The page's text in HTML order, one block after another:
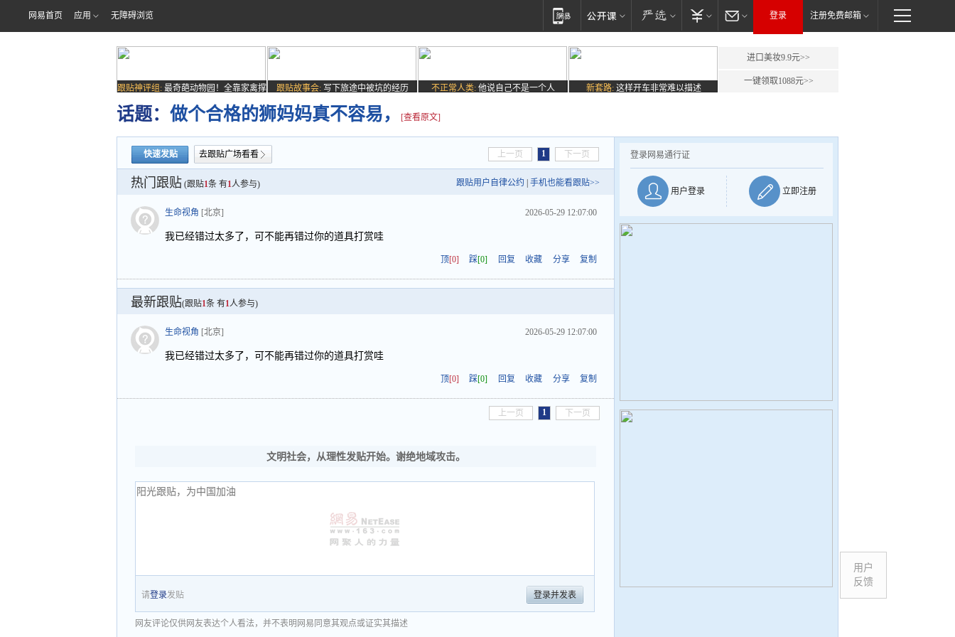
网易首页 应用 无障碍浏览 登录 注册免费邮箱
跟贴神评组: 最奇葩动物园！全靠家禽撑
场子
跟贴故事会: 写下旅途中被坑的经历 不正常人类: 他说自己不是一个人 新套路: 这样开车非常难以描述
进口美妆9.9元>>
一键领取1088元>>
话题： 做个合格的狮妈妈真不容易， [查看原文]
快速发贴 去跟贴广场看看 上一页 1 下一页
热门跟贴 (跟贴1条 有1人参与) 跟贴用户自律公约 手机也能看跟贴>>
生命视角 [北京] 2026-05-29 12:07:00
我已经错过太多了，可不能再错过你的道具打赏哇
顶[0] 踩[0] 回复 收藏 分享 复制
最新跟贴(跟贴1条 有1人参与)
生命视角 [北京] 2026-05-29 12:07:00
我已经错过太多了，可不能再错过你的道具打赏哇
顶[0] 踩[0] 回复 收藏 分享 复制
上一页 1 下一页
文明社会，从理性发贴开始。谢绝地域攻击。
请登录发贴 登录并发表
网友评论仅供网友表达个人看法，并不表明网易同意其观点或证实其描述
登录网易通行证
用户登录 立即注册
用户
反馈